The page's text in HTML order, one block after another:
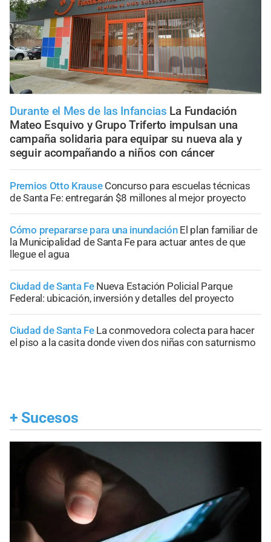
Durante el Mes de las Infancias La Fundación
Mateo Esquivo y Grupo Triferto impulsan una
campaña solidaria para equipar su nueva ala y
seguir acompañando a niños con cáncer
Premios Otto Krause Concurso para escuelas técnicas
de Santa Fe: entregarán $8 millones al mejor proyecto
Cómo prepararse para una inundación El plan familiar de
la Municipalidad de Santa Fe para actuar antes de que
llegue el agua
Ciudad de Santa Fe Nueva Estación Policial Parque
Federal: ubicación, inversión y detalles del proyecto
Ciudad de Santa Fe La conmovedora colecta para hacer
el piso a la casita donde viven dos niñas con saturnismo
+ Sucesos